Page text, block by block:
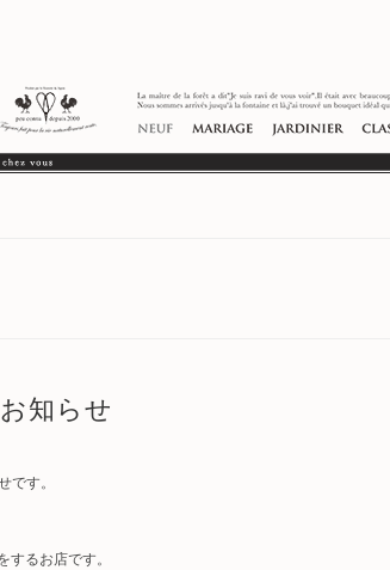
知らせ
す。
るお店です。